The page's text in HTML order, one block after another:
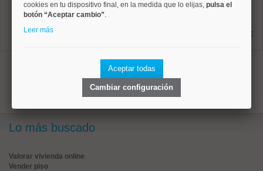
Tetuán, Cuatro Caminos
Ref: 50004227
3.000 €
Lo más buscado
Valorar vivienda online
Vender piso
cookies en tu dispositivo final, en la medida que lo elijas, pulsa el
botón “Aceptar cambio”.
Leer más
Aceptar todas
Cambiar configuración